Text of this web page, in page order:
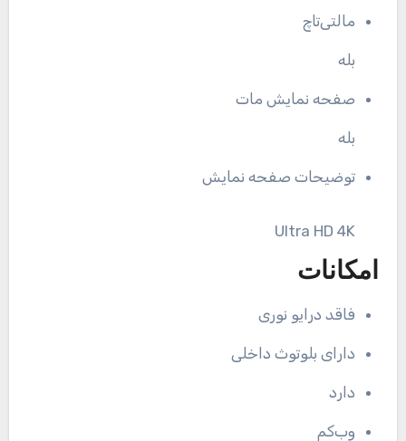
مالتی‌تاچ
بله
صفحه نمایش مات
بله
توضیحات صفحه نمایش
Ultra HD 4K
امکانات
فاقد درایو نوری
دارای بلوتوث داخلی
دارد
وب‌کم